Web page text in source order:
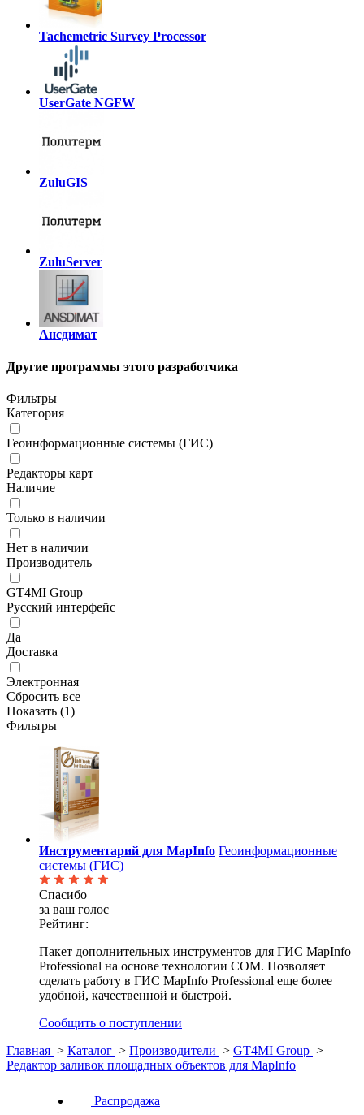
Tachemetric Survey Processor
UserGate NGFW
ZuluGIS
ZuluServer
Ансдимат
Другие программы этого разработчика
Фильтры
Категория
Геоинформационные системы (ГИС)
Редакторы карт
Наличие
Только в наличии
Нет в наличии
Производитель
GT4MI Group
Русский интерфейс
Да
Доставка
Электронная
Сбросить все
Показать (1)
Фильтры
Инструментарий для MapInfo Геоинформационные
системы (ГИС)
Спасибо
за ваш голос
Рейтинг:
Пакет дополнительных инструментов для ГИС MapInfo
Professional на основе технологии COM. Позволяет
сделать работу в ГИС MapInfo Professional еще более
удобной, качественной и быстрой.
Сообщить о поступлении
Главная > Каталог > Производители > GT4MI Group >
Редактор заливок площадных объектов для MapInfo
Распродажа